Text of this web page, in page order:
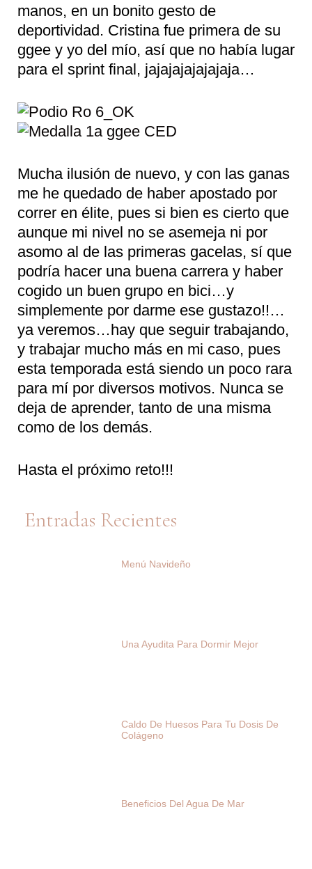
manos, en un bonito gesto de
deportividad. Cristina fue primera de su
ggee y yo del mío, así que no había lugar
para el sprint final, jajajajajajajaja…
Mucha ilusión de nuevo, y con las ganas
me he quedado de haber apostado por
correr en élite, pues si bien es cierto que
aunque mi nivel no se asemeja ni por
asomo al de las primeras gacelas, sí que
podría hacer una buena carrera y haber
cogido un buen grupo en bici…y
simplemente por darme ese gustazo!!…
ya veremos…hay que seguir trabajando,
y trabajar mucho más en mi caso, pues
esta temporada está siendo un poco rara
para mí por diversos motivos. Nunca se
deja de aprender, tanto de una misma
como de los demás.
Hasta el próximo reto!!!
Entradas Recientes
Menú Navideño
Una Ayudita Para Dormir Mejor
Caldo De Huesos Para Tu Dosis De
Colágeno
Beneficios Del Agua De Mar